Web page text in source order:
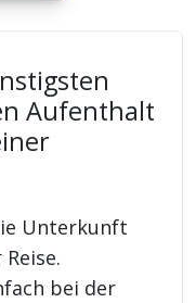
Aufenthalt
Unterkunft
bei der